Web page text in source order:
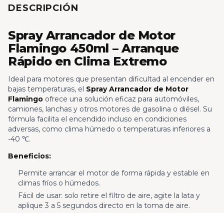
DESCRIPCIÓN
Spray Arrancador de Motor
Flamingo 450ml – Arranque
Rápido en Clima Extremo
Ideal para motores que presentan dificultad al encender en
bajas temperaturas, el Spray Arrancador de Motor
Flamingo ofrece una solución eficaz para automóviles,
camiones, lanchas y otros motores de gasolina o diésel. Su
fórmula facilita el encendido incluso en condiciones
adversas, como clima húmedo o temperaturas inferiores a
-40 ℃.
Beneficios:
Permite arrancar el motor de forma rápida y estable en
climas fríos o húmedos.
Fácil de usar: solo retire el filtro de aire, agite la lata y
aplique 3 a 5 segundos directo en la toma de aire.